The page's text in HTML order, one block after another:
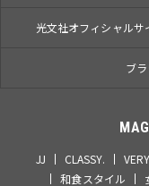
光文社オフィシャルサ
ブ
JJ CLASSY. VERY
和食スタイル